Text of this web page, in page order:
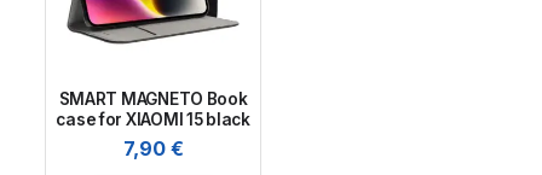
SMART MAGNETO Book
case for XIAOMI 15 black
7,90 €